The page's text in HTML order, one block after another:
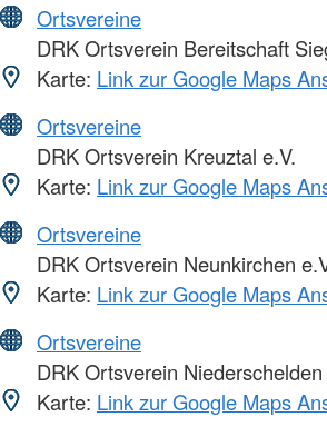
Ortsvereine
DRK Ortsverein Bereitschaft
Karte: Link zur Google Maps
Ortsvereine
DRK Ortsverein Kreuztal e.V.
Karte: Link zur Google Maps
Ortsvereine
DRK Ortsverein Neunkirchen
Karte: Link zur Google Maps
Ortsvereine
DRK Ortsverein Niederschelden
Karte: Link zur Google Maps